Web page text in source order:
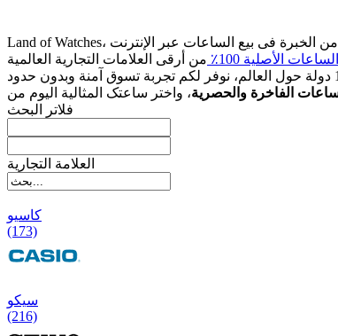
الساعات الأصلیة 100٪
الفاخرة والحصریة
فلاتر البحث
العلامة التجارية
کاسیو
(173)
سیکو
(216)